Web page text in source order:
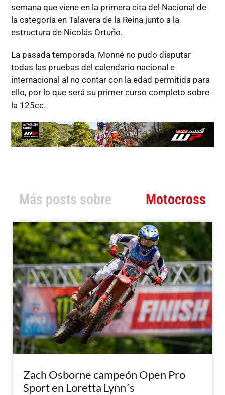
semana que viene en la primera cita del Nacional de
la categoría en Talavera de la Reina junto a la
estructura de Nicolás Ortuño.
La pasada temporada, Monné no pudo disputar
todas las pruebas del calendario nacional e
internacional al no contar con la edad permitida para
ello, por lo que será su primer curso completo sobre
la 125cc.
Más posts sobre Motocross
Zach Osborne campeón Open Pro
Sport en Loretta Lynn´s